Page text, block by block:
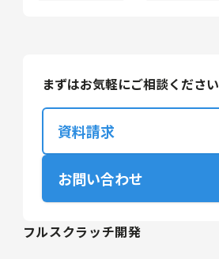
まずはお気軽にご相談ください
資料請求
お問い合わせ
フルスクラッチ開発